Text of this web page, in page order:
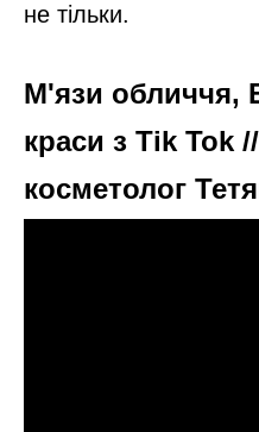
не тільки.
М'язи обличчя,
краси з Tik Tok
косметолог